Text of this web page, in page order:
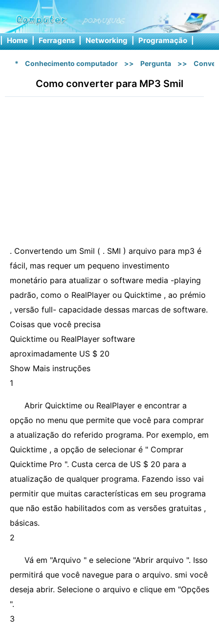
| Home | Ferragens | Networking | Programação |
* Conhecimento computador >> Pergunta >>
Como converter para MP3 Smil
. Convertendo um Smil ( . SMI ) arquivo para mp3 é
fácil, mas requer um pequeno investimento
monetário para atualizar o software media -playing
padrão, como o RealPlayer ou Quicktime , ao prémio
, versão full- capacidade dessas marcas de software.
Coisas que você precisa
Quicktime ou RealPlayer software
aproximadamente US $ 20
Show Mais instruções
1
Abrir Quicktime ou RealPlayer e encontrar a
opção no menu que permite que você para comprar
a atualização do referido programa. Por exemplo, em
Quicktime , a opção de selecionar é " Comprar
Quicktime Pro ". Custa cerca de US $ 20 para a
atualização de qualquer programa. Fazendo isso vai
permitir que muitas características em seu programa
que não estão habilitados com as versões gratuitas ,
básicas.
2
Vá em "Arquivo " e selecione "Abrir arquivo ". Isso
permitirá que você navegue para o arquivo. smi você
deseja abrir. Selecione o arquivo e clique em "Opções
".
3